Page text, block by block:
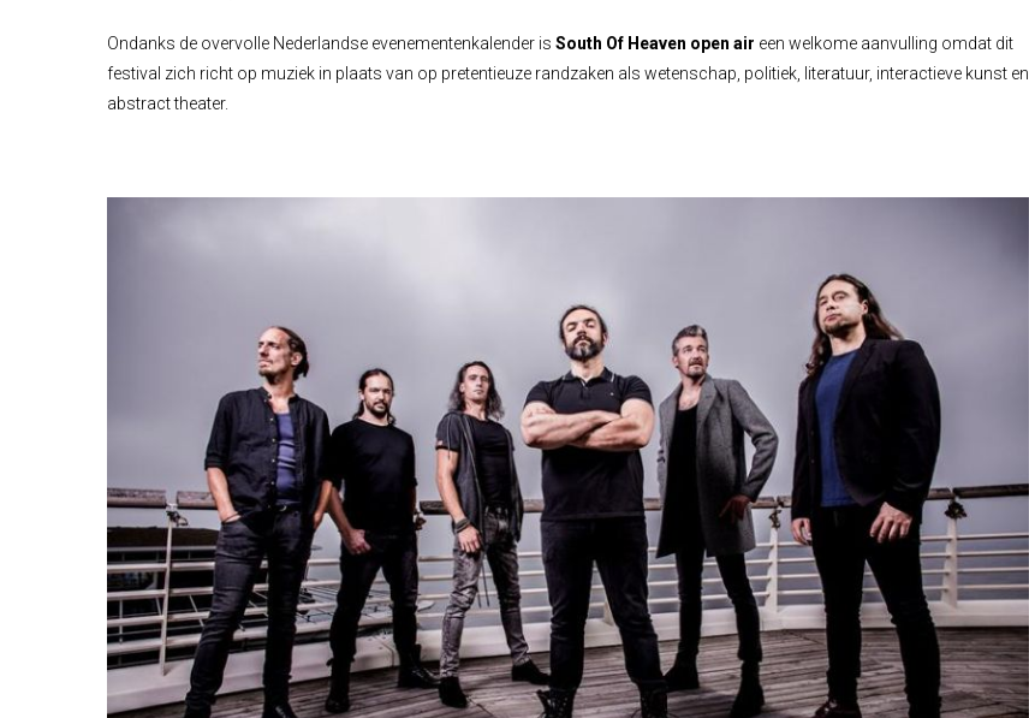
Ondanks de overvolle Nederlandse evenementenkalender is South Of Heaven open air een welkome aanvulling omdat dit
festival zich richt op muziek in plaats van op pretentieuze randzaken als wetenschap, politiek, literatuur, interactieve kunst en
abstract theater.